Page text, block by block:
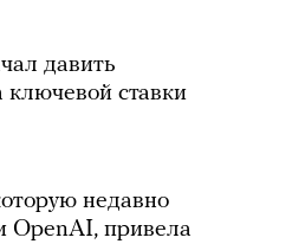
давить
ключевой ставки
недавно
OpenAI, привела